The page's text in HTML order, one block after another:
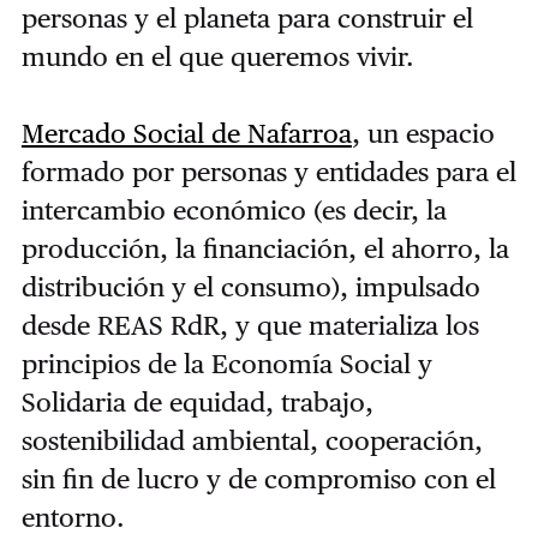
personas y el planeta para construir el
mundo en el que queremos vivir.
Mercado Social de Nafarroa, un espacio
formado por personas y entidades para el
intercambio económico (es decir, la
producción, la financiación, el ahorro, la
distribución y el consumo), impulsado
desde REAS RdR, y que materializa los
principios de la Economía Social y
Solidaria de equidad, trabajo,
sostenibilidad ambiental, cooperación,
sin fin de lucro y de compromiso con el
entorno.